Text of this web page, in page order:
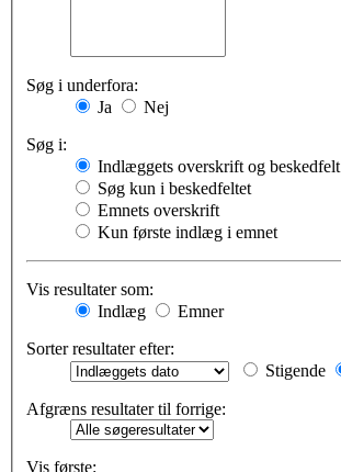
Søg i underfora:
Ja
Nej
Søg i:
Indlæggets overskrift og beskedfelt
Søg kun i beskedfeltet
Emnets overskrift
Kun første indlæg i emnet
Vis resultater som:
Indlæg
Emner
Sorter resultater efter:
Stigende
Afgræns resultater til forrige:
Vis første: